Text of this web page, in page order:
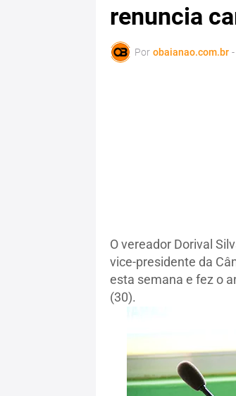
renuncia
Por obaianao.com.br -
O vereador Dorival
vice-presidente da
esta semana e fez o
(30).